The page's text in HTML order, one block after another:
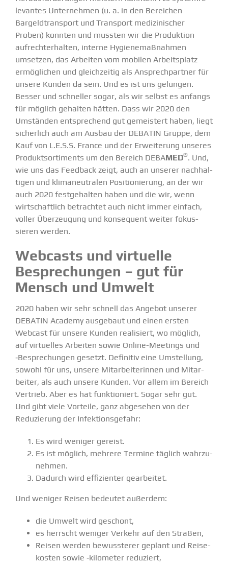
le­vantes Unter­nehmen (u. a. in den Bereichen
Bargeld­transport und Transport medizi­ni­scher
Proben) konnten und mussten wir die Produktion
aufrecht­erhalten, interne Hygie­ne­maß­nahmen
umsetzen, das Arbeiten vom mobilen Arbeits­platz
ermög­lichen und gleich­zeitig als Ansprech­partner für
unsere Kunden da sein. Und es ist uns gelungen.
Besser und schneller sogar, als wir selbst es anfangs
für möglich gehalten hätten. Dass wir 2020 den
Umständen entspre­chend gut gemeistert haben, liegt
sicherlich auch am Ausbau der DEBATIN Gruppe, dem
Kauf von L.E.S.S. France und der Erwei­terung unseres
Produkt­sor­ti­ments um den Bereich DEBAMED®. Und,
wie uns das Feedback zeigt, auch an unserer nachhal­
tigen und klima­neu­tralen Positio­nierung, an der wir
auch 2020 festge­halten haben und die wir, wenn
wirtschaftlich betrachtet auch nicht immer einfach,
voller Überzeugung und konse­quent weiter fokus­
sieren werden.
Webcasts und virtuelle
Bespre­chungen – gut für
Mensch und Umwelt
2020 haben wir sehr schnell das Angebot unserer
DEBATIN Academyausgebaut und einen ersten
Webcast für unsere Kunden reali­siert, wo möglich,
auf virtu­elles Arbeiten sowie Online-Meetings und
‑Bespre­chungen gesetzt. Definitiv eine Umstellung,
sowohl für uns, unsere Mitar­bei­te­rinnen und Mitar­
beiter, als auch unsere Kunden. Vor allem im Bereich
Vertrieb. Aber es hat funktio­niert. Sogar sehr gut.
Und gibt viele Vorteile, ganz abgesehen von der
Reduzierung der Infek­ti­ons­gefahr:
Es wird weniger gereist.
Es ist möglich, mehrere Termine täglich wahrzu­
nehmen.
Dadurch wird effizi­enter gearbeitet.
Und weniger Reisen bedeutet außerdem:
die Umwelt wird geschont,
es herrscht weniger Verkehr auf den Straßen,
Reisen werden bewuss­terer geplant und Reise­
kosten sowie ‑kilometer reduziert,